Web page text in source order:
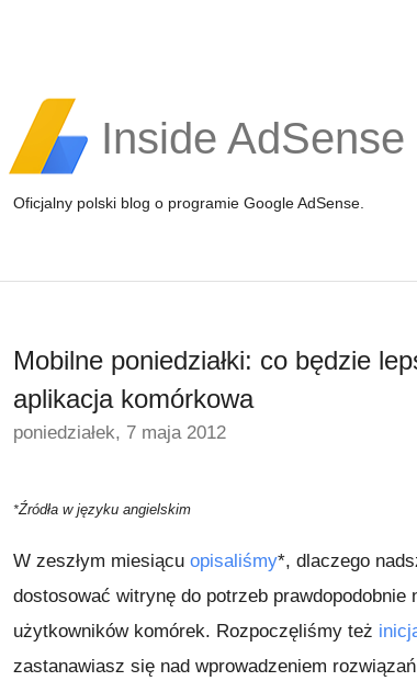
Inside AdSense
Oficjalny polski blog o programie Google AdSense.
Mobilne poniedziałki: co będzie
aplikacja komórkowa
poniedziałek, 7 maja 2012
*Źródła w języku angielskim
W zeszłym miesiącu opisaliśmy*, dlaczego
dostosować witrynę do potrzeb
użytkowników komórek. Rozpoczęliśmy też
zastanawiasz się nad wprowadzeniem